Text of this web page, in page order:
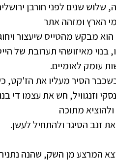
בשנת 76 לספירה, שלוש שנים לפני
הארץ ומזהה אתר
הוא מבקש מהטייס שיעצור
מאיזושהי תערובת של
עומק לאומיים.
הסיר מעליו את הז'קט,
וזנגוויל, חש את עצמו די
מתוכה
זנב הסיגר ולהתחיל לעשן.
המרצע מן השק, שהנה